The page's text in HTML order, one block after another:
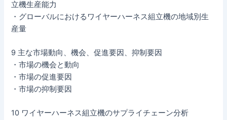
立機生産能力
・グローバルにおけるワイヤーハーネス組立機の地域別生
産量
9 主な市場動向、機会、促進要因、抑制要因
・市場の機会と動向
・市場の促進要因
・市場の抑制要因
10 ワイヤーハーネス組立機のサプライチェーン分析